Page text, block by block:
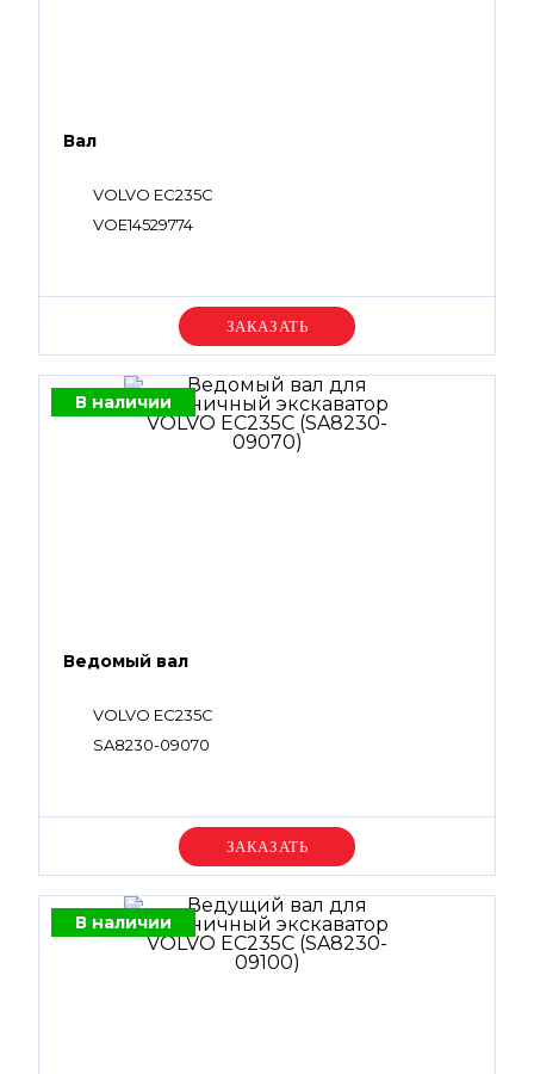
Вал
VOLVO EC235C
VOE14529774
Уточняйте цену
В наличии
Ведомый вал
VOLVO EC235C
SA8230-09070
Уточняйте цену
В наличии